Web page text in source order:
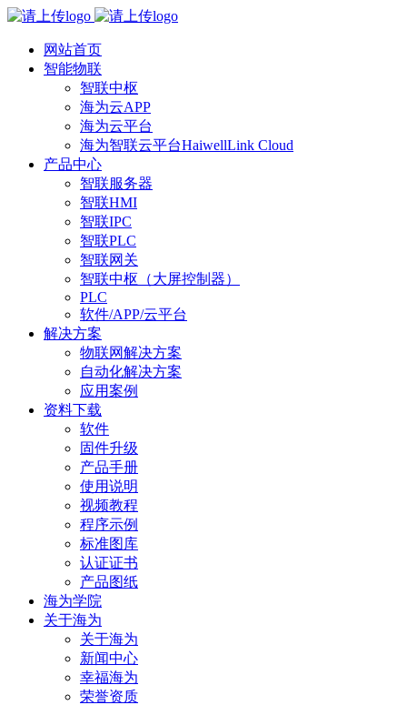
网站首页
智能物联
智联中枢
海为云APP
海为云平台
海为智联云平台HaiwellLink Cloud
产品中心
智联服务器
智联HMI
智联IPC
智联PLC
智联网关
智联中枢（大屏控制器）
PLC
软件/APP/云平台
解决方案
物联网解决方案
自动化解决方案
应用案例
资料下载
软件
固件升级
产品手册
使用说明
视频教程
程序示例
标准图库
认证证书
产品图纸
海为学院
关于海为
关于海为
新闻中心
幸福海为
荣誉资质